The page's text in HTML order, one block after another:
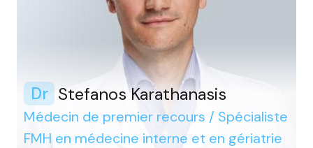
Dr Stefanos Karathanasis
Médecin de premier recours / Spécialiste
FMH en médecine interne et en gériatrie